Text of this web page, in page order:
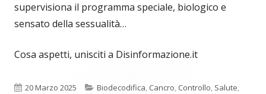
supervisiona il programma speciale, biologico e
sensato della sessualità…
Cosa aspetti, unisciti a Disinformazione.it
Pubblicato
20 Marzo 2025 Categorie
Biodecodifica, Cancro, Controllo, Salute,